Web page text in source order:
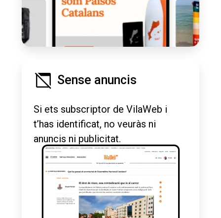
Sense anuncis
Si ets subscriptor de VilaWeb i
t’has identificat, no veuràs ni
anuncis ni publicitat.